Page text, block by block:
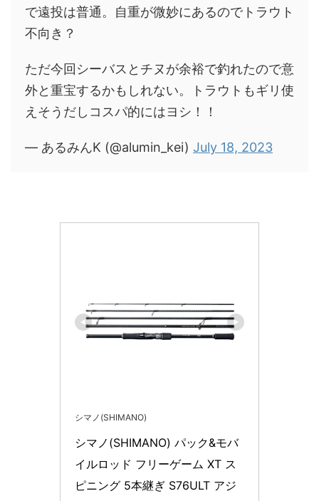
で遠投は普通。自重が微妙にあるのでトラウト
不向き？
ただ今回シーバスとチヌが余裕で釣れたので意
外と重宝するかもしれない。トラウトもギリ使
えそうだしコスパ的にはヨシ！！
— あるみんK (@alumin_kei) July 18, 2023
シマノ(SHIMANO)
シマノ(SHIMANO) パック&モバ
イルロッド フリーゲーム XT ス
ピニング 5本継ぎ S76ULT アジ